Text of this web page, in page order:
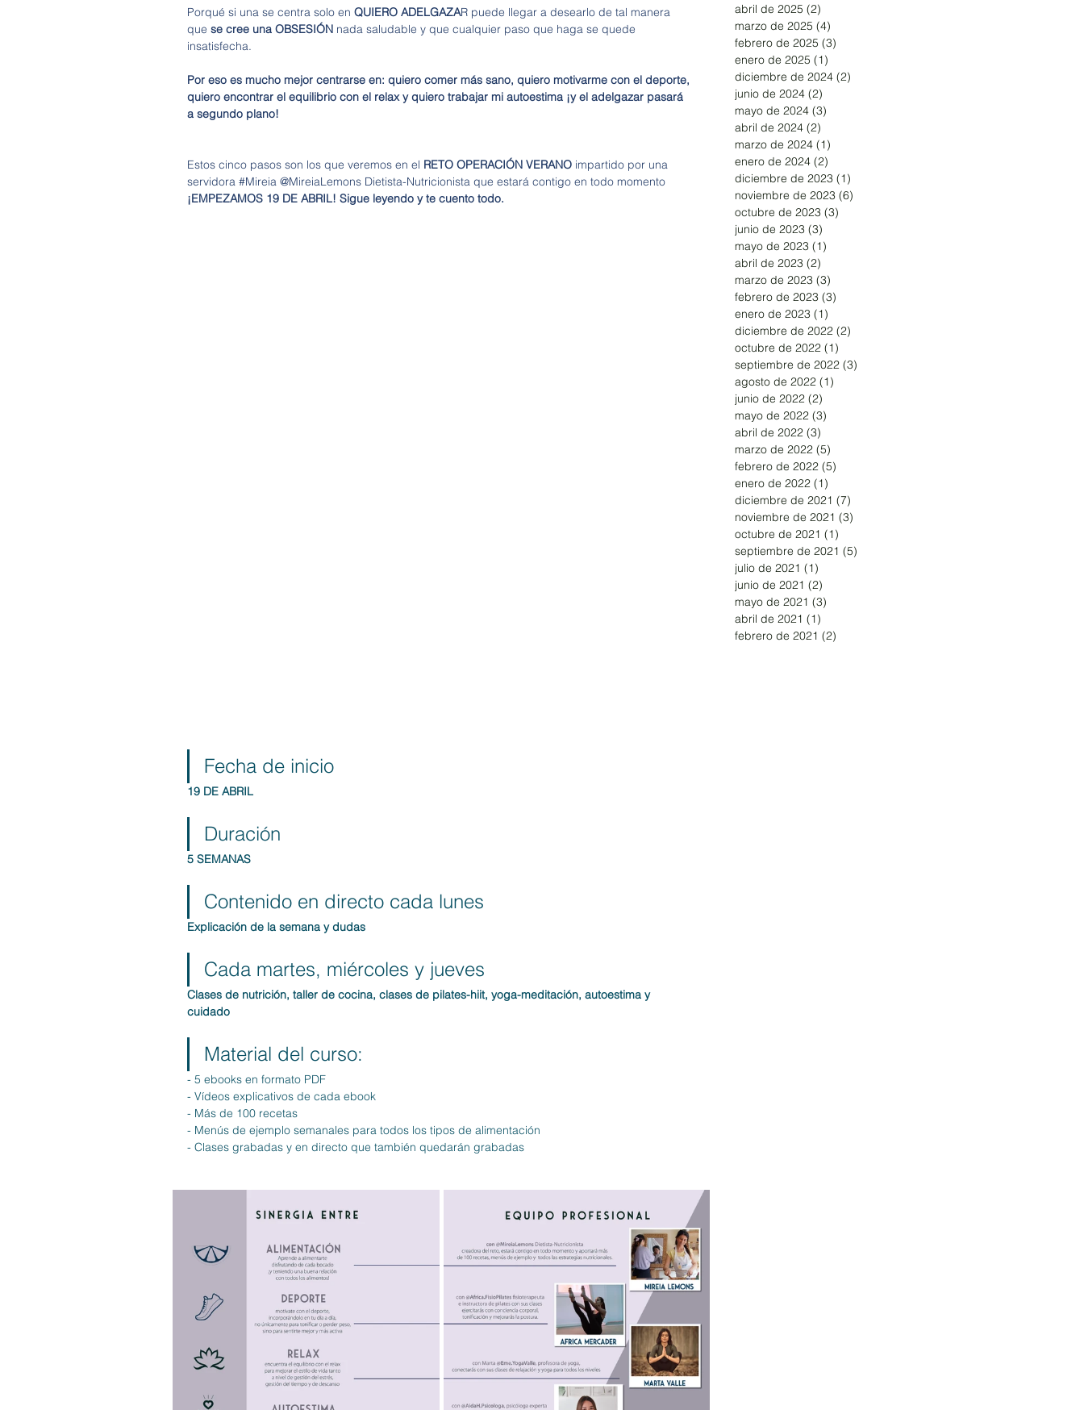
Porqué si una se centra solo en QUIERO ADELGAZAR puede llegar a desearlo de tal manera
que se cree una OBSESIÓN nada saludable y que cualquier paso que haga se quede
insatisfecha.
Por eso es mucho mejor centrarse en: quiero comer más sano, quiero motivarme con el deporte,
quiero encontrar el equilibrio con el relax y quiero trabajar mi autoestima ¡y el adelgazar pasará
a segundo plano!
Estos cinco pasos son los que veremos en el RETO OPERACIÓN VERANO impartido por una
servidora #Mireia @MireiaLemons Dietista-Nutricionista que estará contigo en todo momento
¡EMPEZAMOS 19 DE ABRIL! Sigue leyendo y te cuento todo.
Fecha de inicio
19 DE ABRIL
Duración
5 SEMANAS
Contenido en directo cada lunes
Explicación de la semana y dudas
Cada martes, miércoles y jueves
Clases de nutrición, taller de cocina, clases de pilates-hiit, yoga-meditación, autoestima y
cuidado
Material del curso:
- 5 ebooks en formato PDF
- Vídeos explicativos de cada ebook
- Más de 100 recetas
- Menús de ejemplo semanales para todos los tipos de alimentación
- Clases grabadas y en directo que también quedarán grabadas
abril de 2025 (2)
marzo de 2025 (4)
febrero de 2025 (3)
enero de 2025 (1)
diciembre de 2024 (2)
junio de 2024 (2)
mayo de 2024 (3)
abril de 2024 (2)
marzo de 2024 (1)
enero de 2024 (2)
diciembre de 2023 (1)
noviembre de 2023 (6)
octubre de 2023 (3)
junio de 2023 (3)
mayo de 2023 (1)
abril de 2023 (2)
marzo de 2023 (3)
febrero de 2023 (3)
enero de 2023 (1)
diciembre de 2022 (2)
octubre de 2022 (1)
septiembre de 2022 (3)
agosto de 2022 (1)
junio de 2022 (2)
mayo de 2022 (3)
abril de 2022 (3)
marzo de 2022 (5)
febrero de 2022 (5)
enero de 2022 (1)
diciembre de 2021 (7)
noviembre de 2021 (3)
octubre de 2021 (1)
septiembre de 2021 (5)
julio de 2021 (1)
junio de 2021 (2)
mayo de 2021 (3)
abril de 2021 (1)
febrero de 2021 (2)